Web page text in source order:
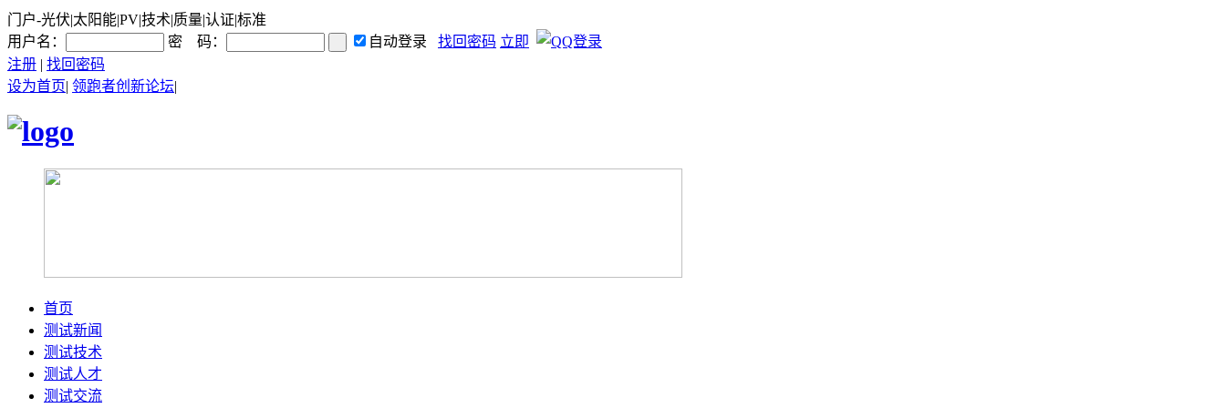
门户-光伏|太阳能|PV|技术|质量|认证|标准
用户名：
密 码： 自动登录 找回密码 立即
注册 | 找回密码
设为首页| 领跑者创新论坛|
首页
测试新闻
测试技术
测试人才
测试交流